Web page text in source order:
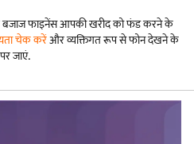
बजाज फाइनेंस आपकी खरीद को फंड करने के
चेक करेंऔर व्यक्तिगत रूप से फोन देखने के
जाएं.